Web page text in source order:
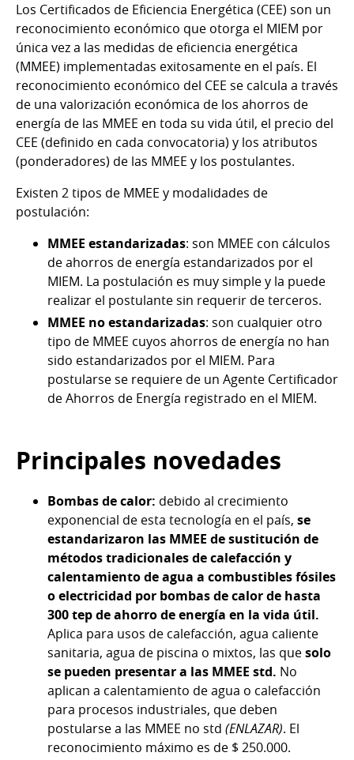
Los Certificados de Eficiencia Energética (CEE) son un
reconocimiento económico que otorga el MIEM por
única vez a las medidas de eficiencia energética
(MMEE) implementadas exitosamente en el país. El
reconocimiento económico del CEE se calcula a través
de una valorización económica de los ahorros de
energía de las MMEE en toda su vida útil, el precio del
CEE (definido en cada convocatoria) y los atributos
(ponderadores) de las MMEE y los postulantes.
Existen 2 tipos de MMEE y modalidades de
postulación:
MMEE estandarizadas: son MMEE con cálculos
de ahorros de energía estandarizados por el
MIEM. La postulación es muy simple y la puede
realizar el postulante sin requerir de terceros.
MMEE no estandarizadas: son cualquier otro
tipo de MMEE cuyos ahorros de energía no han
sido estandarizados por el MIEM. Para
postularse se requiere de un Agente Certificador
de Ahorros de Energía registrado en el MIEM.
Principales novedades
Bombas de calor: debido al crecimiento
exponencial de esta tecnología en el país, se
estandarizaron las MMEE de sustitución de
métodos tradicionales de calefacción y
calentamiento de agua a combustibles fósiles
o electricidad por bombas de calor de hasta
300 tep de ahorro de energía en la vida útil.
Aplica para usos de calefacción, agua caliente
sanitaria, agua de piscina o mixtos, las quesolo
se pueden presentar a las MMEE std. No
aplican a calentamiento de agua o calefacción
para procesos industriales, que deben
postularse a las MMEE no std (ENLAZAR). El
reconocimiento máximo es de $ 250.000.